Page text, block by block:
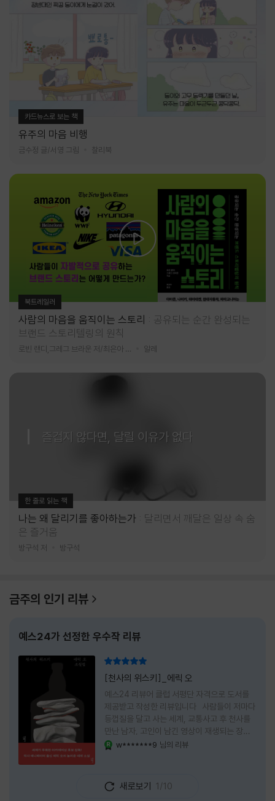
카드뉴스로 보는 책
유주의 마음 비행
금수정 글/서영 그림 찰리북
북트레일러
사람의 마음을 움직이는 스토리
공유되는 순간 완성되는
브랜드 스토리텔링의 원칙
알레
즐겁지 않다면, 달릴 이유가 없다
한 줄로 읽는 책
나는 왜 달리기를 좋아하는가
달리면서 깨달은 일상 속 숨
은 즐거움
방구석 저 방구석
금주의 인기 리뷰
예스24가 선정한 우수작 리뷰
[천사의 위스키]_에릭 오
예스24 리뷰어 클럽 서평단 자격으로 도서를
제공받고 작성한 리뷰입니다 사람들이 저마다
등껍질을 달고 사는 세계, 교통사고 후 천사를
만난 남자, 고인이 남긴 영상이 재생되는 장례
식장에서 똥을 싼 개. 이 책에는 몇 줄만 읽어도
넘어가 있었다. 소설을 읽으면서 잘 만든 단편
애니메이션 여러 편을 차례로 보는 기분이 들었
w*******9 님의 리뷰
새로보기 1/10